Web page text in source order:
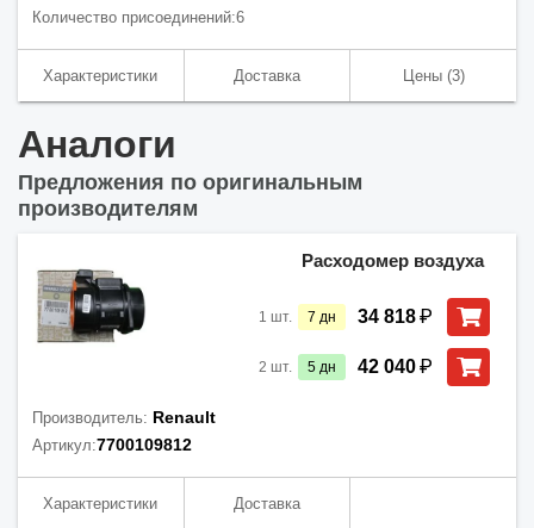
Количество присоединений:6
Характеристики Доставка Цены(3)
Аналоги
Предложения по оригинальным
производителям
Расходомер воздуха
1 шт. 7 дн 34 818₽
2 шт. 5 дн 42 040₽
Производитель: Renault
Артикул:7700109812
Характеристики Доставка